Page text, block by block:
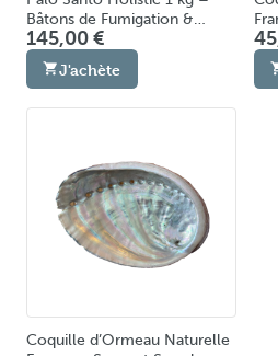
Bâtons de Fumigation &
Purification Énergétique Bois
Sacré Naturel du Pérou
145,00 €
J'achète
Coquille d’Ormeau Naturelle